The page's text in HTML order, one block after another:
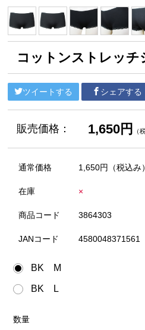
コットンストレッチ
ツイートする シェアする
販売価格： 1,650円 （
通常価格 1,650円 （税込み）
在庫 ×
商品コード 3864303
JANコード 4580048371561
BK M
BK L
数量